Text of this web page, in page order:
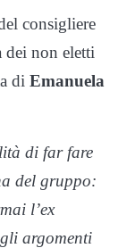
consigliere
dei non eletti
di Emanuela
di far fare
del gruppo:
l’ex
argomenti